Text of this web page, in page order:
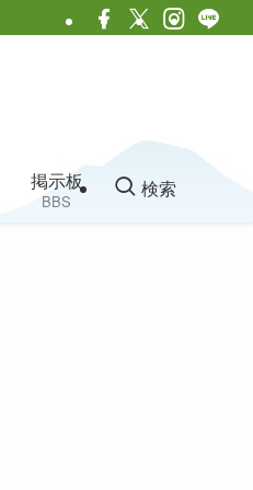
掲示板
BBS
検索